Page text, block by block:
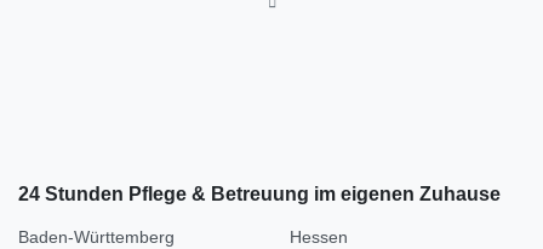
24 Stunden Pflege & Betreuung im eigenen Zuhause
Baden-Württemberg
Hessen